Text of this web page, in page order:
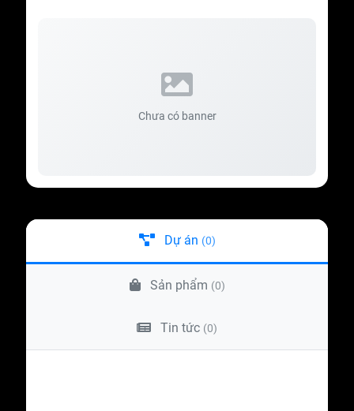
Chưa có banner
Dự án (0)
Sản phẩm (0)
Tin tức (0)